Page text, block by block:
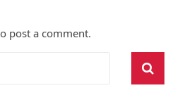
post a comment.